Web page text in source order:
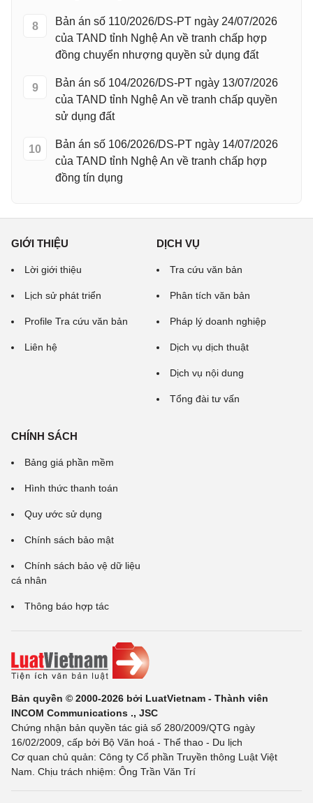
8
Bản án số 110/2026/DS-PT ngày 24/07/2026
của TAND tỉnh Nghệ An về tranh chấp hợp
đồng chuyển nhượng quyền sử dụng đất
9
Bản án số 104/2026/DS-PT ngày 13/07/2026
của TAND tỉnh Nghệ An về tranh chấp quyền
sử dụng đất
10
Bản án số 106/2026/DS-PT ngày 14/07/2026
của TAND tỉnh Nghệ An về tranh chấp hợp
đồng tín dụng
GIỚI THIỆU
Lời giới thiệu
Lịch sử phát triển
Profile Tra cứu văn bản
Liên hệ
DỊCH VỤ
Tra cứu văn bản
Phân tích văn bản
Pháp lý doanh nghiệp
Dịch vụ dịch thuật
Dịch vụ nội dung
Tổng đài tư vấn
CHÍNH SÁCH
Bảng giá phần mềm
Hình thức thanh toán
Quy ước sử dụng
Chính sách bảo mật
Chính sách bảo vệ dữ liệu
cá nhân
Thông báo hợp tác
Bản quyền © 2000-2026 bởi LuatVietnam - Thành viên
INCOM Communications ., JSC
Chứng nhận bản quyền tác giả số 280/2009/QTG ngày
16/02/2009, cấp bởi Bộ Văn hoá - Thể thao - Du lịch
Cơ quan chủ quản: Công ty Cổ phần Truyền thông Luật Việt
Nam. Chịu trách nhiệm: Ông Trần Văn Trí